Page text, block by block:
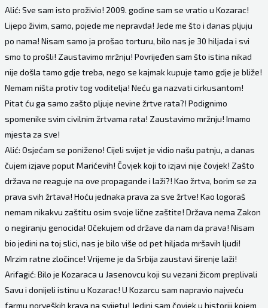
Alić: Sve sam isto proživio! 2009. godine sam se vratio u Kozarac!
Lijepo živim, samo, pojede me nepravda! Jede me što i danas pljuju
po nama! Nisam samo ja prošao torturu, bilo nas je 30 hiljada i svi
smo to prošli! Zaustavimo mržnju! Povrijeđen sam što istina nikad
nije došla tamo gdje treba, nego se kajmak kupuje tamo gdje je bliže!
Nemam ništa protiv tog voditelja! Neću ga nazvati cirkusantom!
Pitat ću ga samo zašto pljuje nevine žrtve rata?! Podignimo
spomenike svim civilnim žrtvama rata! Zaustavimo mržnju! Imamo
mjesta za sve!
Alić: Osjećam se poniženo! Cijeli svijet je vidio našu patnju, a danas
čujem izjave poput Marićevih! Čovjek koji to izjavi nije čovjek! Zašto
država ne reaguje na ove propagande i laži?! Kao žrtva, borim se za
prava svih žrtava! Hoću jednaka prava za sve žrtve! Kao logoraš
nemam nikakvu zaštitu osim svoje lične zaštite! Država nema Zakon
o negiranju genocida! Očekujem od države da nam da prava! Nisam
bio jedini na toj slici, nas je bilo više od pet hiljada mršavih ljudi!
Mrzim ratne zločince! Vrijeme je da Srbija zaustavi širenje laži!
Arifagić: Bilo je Kozaraca u Jasenovcu koji su vezani žicom preplivali
Savu i donijeli istinu u Kozarac! U Kozarcu sam napravio najveću
farmu norveških krava na svijetu! Jedini sam čovjek u historiji kojem